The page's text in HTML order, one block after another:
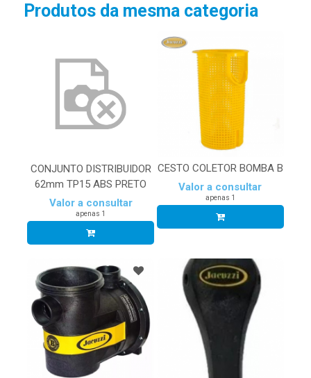
Produtos da mesma categoria
CONJUNTO DISTRIBUIDOR
62mm TP15 ABS PRETO
Valor a consultar
apenas 1
CESTO COLETOR BOMBA B
Valor a consultar
apenas 1